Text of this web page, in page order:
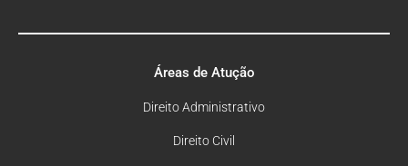
Áreas de Atução
Direito Administrativo
Direito Civil